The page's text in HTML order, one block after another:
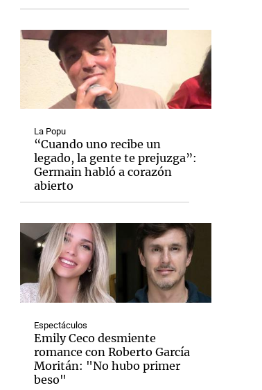
La Popu
“Cuando uno recibe un
legado, la gente te prejuzga”:
Germain habló a corazón
abierto
Espectáculos
Emily Ceco desmiente
romance con Roberto García
Moritán: "No hubo primer
beso"
Notas